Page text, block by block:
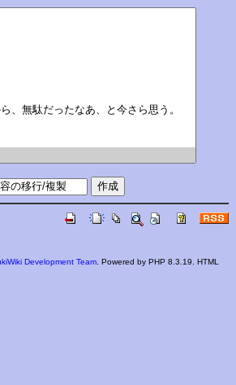
Development Team. Powered by PHP 8.3.19. HTML